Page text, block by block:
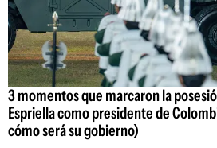
3 momentos que marcaron la
Espriella como presidente de
cómo será su gobierno)